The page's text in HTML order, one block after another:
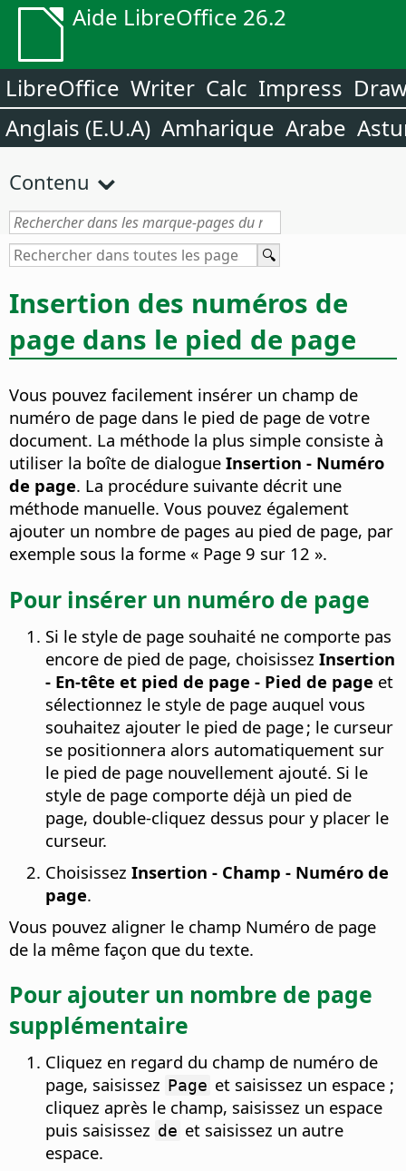
Aide LibreOffice 26.2
LibreOffice Writer Calc Impress
Anglais (E.U.A) Amharique Arabe
Contenu
Insertion des numéros de
page dans le pied de page
Vous pouvez facilement insérer un champ de
numéro de page dans le pied de page de votre
document. La méthode la plus simple consiste à
utiliser la boîte de dialogue Insertion - Numéro
de page. La procédure suivante décrit une
méthode manuelle. Vous pouvez également
ajouter un nombre de pages au pied de page, par
exemple sous la forme « Page 9 sur 12 ».
Pour insérer un numéro de page
Si le style de page souhaité ne comporte pas
encore de pied de page, choisissez Insertion
- En-tête et pied de page - Pied de page et
sélectionnez le style de page auquel vous
souhaitez ajouter le pied de page ; le curseur
se positionnera alors automatiquement sur
le pied de page nouvellement ajouté. Si le
style de page comporte déjà un pied de
page, double-cliquez dessus pour y placer le
curseur.
Choisissez Insertion - Champ - Numéro de
page.
Vous pouvez aligner le champ Numéro de page
de la même façon que du texte.
Pour ajouter un nombre de page
supplémentaire
Cliquez en regard du champ de numéro de
page, saisissez Page et saisissez un espace ;
cliquez après le champ, saisissez un espace
puis saisissez de et saisissez un autre
espace.